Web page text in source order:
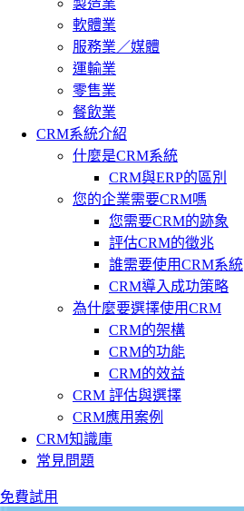
製造業
軟體業
服務業／媒體
運輸業
零售業
餐飲業
CRM系統介紹
什麼是CRM系統
CRM與ERP的區別
您的企業需要CRM嗎
您需要CRM的跡象
評估CRM的徵兆
誰需要使用CRM系統
CRM導入成功策略
為什麼要選擇使用CRM
CRM的架構
CRM的功能
CRM的效益
CRM 評估與選擇
CRM應用案例
CRM知識庫
常見問題
免費試用